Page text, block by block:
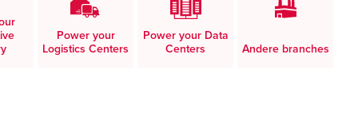
Power your
Logistics Centers
Power your Data
Centers
Andere branches